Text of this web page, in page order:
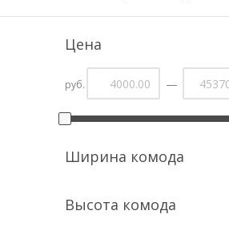
Цена
руб. —
Ширина комода
60,1 см
Высота комода